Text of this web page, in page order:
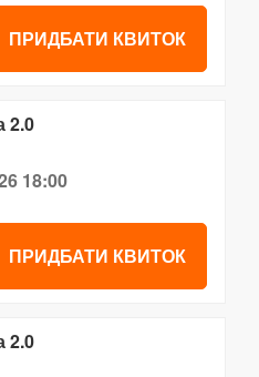
ПРИДБАТИ КВИТОК
2.0
18:00
ПРИДБАТИ КВИТОК
2.0